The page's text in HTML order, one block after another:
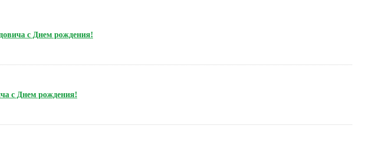
с Днем рождения!
с Днем рождения!